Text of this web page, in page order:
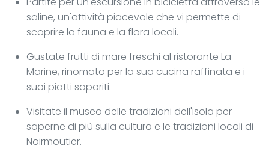
saline, un'attività piacevole che vi permette di
scoprire la fauna e la flora locali.
Gustate frutti di mare freschi al ristorante La
Marine, rinomato per la sua cucina raffinata e i
suoi piatti saporiti.
Visitate il museo delle tradizioni dell'isola per
saperne di più sulla cultura e le tradizioni locali di
Noirmoutier.